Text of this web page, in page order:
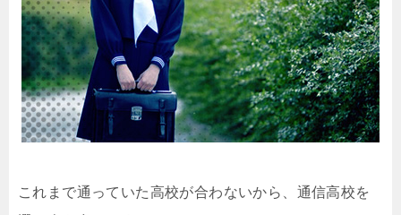
これまで通っていた高校が合わないから、通信高校を